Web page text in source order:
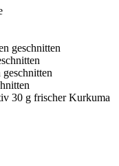
geschnitten
30 g frischer Kurkuma